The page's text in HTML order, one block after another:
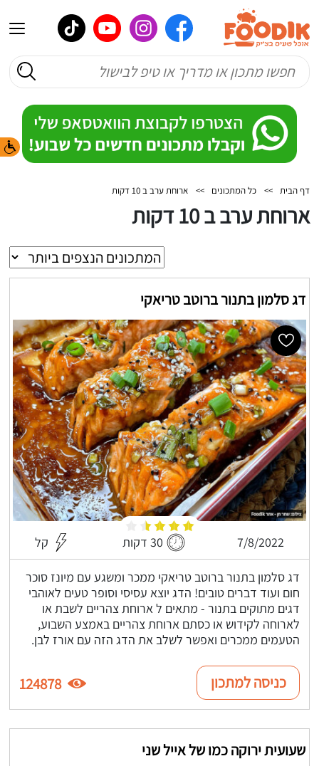
דף הבית >> כל המתכונים >> ארוחת ערב ב 10 דקות
ארוחת ערב ב 10 דקות
דג סלמון בתנור ברוטב טריאקי
7/8/2022 30 דקות קל
דג סלמון בתנור ברוטב טריאקי ממכר ומשגע עם מיונז סוכר
חום ועוד דברים טובים! הדג יוצא עסיסי וסופר טעים לאוהבי
דגים מתוקים בתנור - מתאים ל ארוחת צהריים לשבת או
לארוחה לקידוש או כסתם ארוחת צהריים באמצע השבוע,
הטעמים ממכרים ואפשר לשלב את הדג הזה עם אורז לבן.
כניסה למתכון 124878
שעועית ירוקה כמו של אייל שני